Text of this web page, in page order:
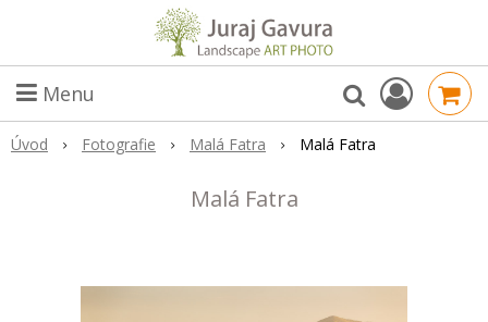
Menu
Úvod Fotografie Malá Fatra Malá Fatra
Malá Fatra